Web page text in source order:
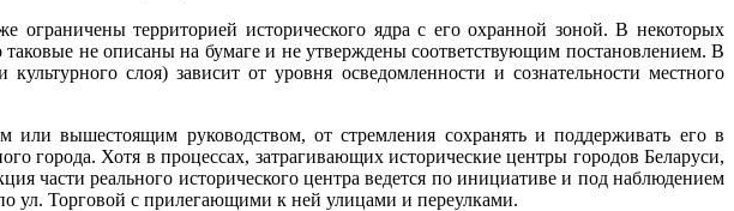
территорией исторического ядра с его охранной зоной. В некоторых
не описаны на бумаге и не утверждены соответствующим постановлением. В
слоя) зависит от уровня осведомленности и сознательности местного
вышестоящим руководством, от стремления сохранять и поддерживать его в
города. Хотя в процессах, затрагивающих исторические центры городов Беларуси,
части реального исторического центра ведется по инициативе и под наблюдением
ул. Торговой с прилегающими к ней улицами и переулками.